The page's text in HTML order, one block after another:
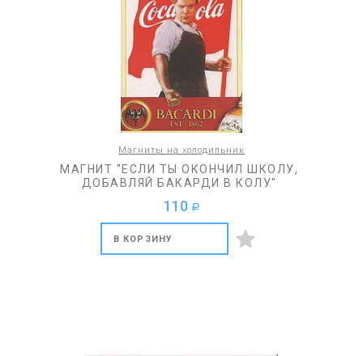
Магниты на холодильник
МАГНИТ "ЕСЛИ ТЫ ОКОНЧИЛ ШКОЛУ,
ДОБАВЛЯЙ БАКАРДИ В КОЛУ"
110 a
В КОРЗИНУ